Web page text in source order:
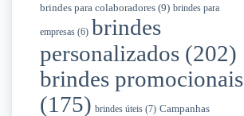
brindes para colaboradores(9) brindes para
empresas(6) brindes
personalizados(202)
brindes promocionais
(175) brindes úteis(7) Campanhas